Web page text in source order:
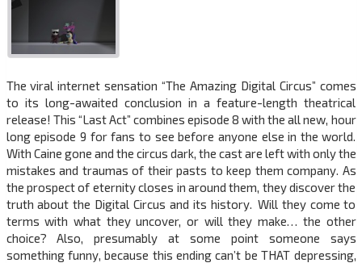
The viral internet sensation “The Amazing Digital Circus” comes
to its long-awaited conclusion in a feature-length theatrical
release! This “Last Act” combines episode 8 with the all new, hour
long episode 9 for fans to see before anyone else in the world.
With Caine gone and the circus dark, the cast are left with only the
mistakes and traumas of their pasts to keep them company. As
the prospect of eternity closes in around them, they discover the
truth about the Digital Circus and its history. Will they come to
terms with what they uncover, or will they make… the other
choice? Also, presumably at some point someone says
something funny, because this ending can’t be THAT depressing,